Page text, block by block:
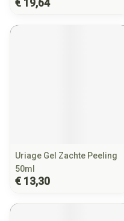
€ 19,64
Uriage Gel Zachte Peeling
50ml
€ 13,30